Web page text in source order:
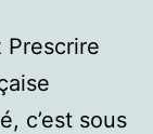
Prescrire
c’est sous